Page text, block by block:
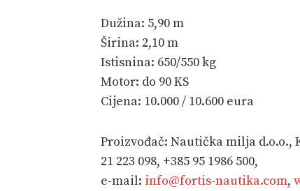
Dužina: 5,90 m
Širina: 2,10 m
Istisnina: 650/550 kg
Motor: do 90 KS
Cijena: 10.000 / 10.600 eura
Proizvođač: Nautička milja d.o.o.,
21 223 098, +385 95 1986 500,
e-mail: info@fortis-nautika.com,